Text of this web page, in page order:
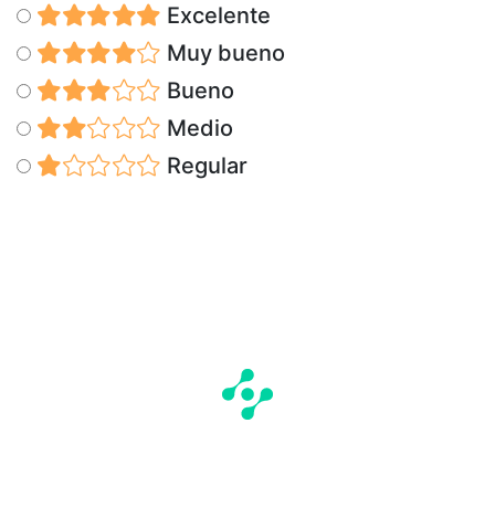
Excelente
Muy bueno
Bueno
Medio
Regular